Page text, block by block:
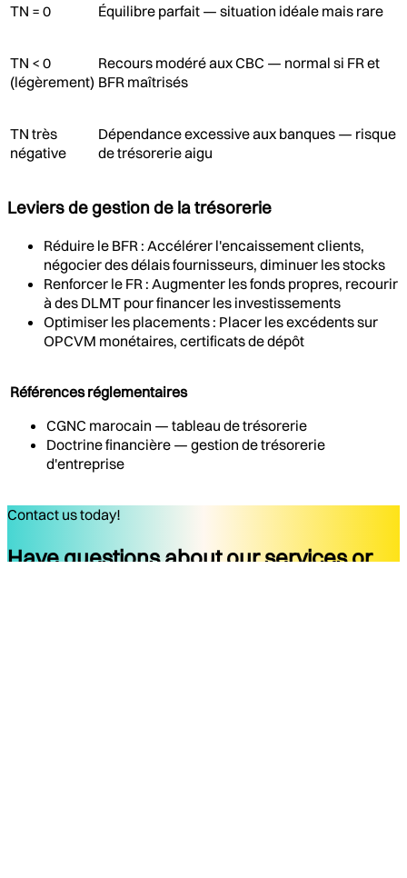
TN = 0 Équilibre parfait — situation idéale mais rare
TN < 0
(légèrement)
Recours modéré aux CBC — normal si FR et
BFR maîtrisés
TN très
négative
Dépendance excessive aux banques — risque
de trésorerie aigu
Leviers de gestion de la trésorerie
Réduire le BFR : Accélérer l'encaissement clients,
négocier des délais fournisseurs, diminuer les stocks
Renforcer le FR : Augmenter les fonds propres, recourir
à des DLMT pour financer les investissements
Optimiser les placements : Placer les excédents sur
OPCVM monétaires, certificats de dépôt
Références réglementaires
CGNC marocain — tableau de trésorerie
Doctrine financière — gestion de trésorerie
d'entreprise
Contact us today!
Have questions about our services or